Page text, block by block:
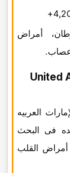
أمراض
5.
العربیه
فی البحث
القلب